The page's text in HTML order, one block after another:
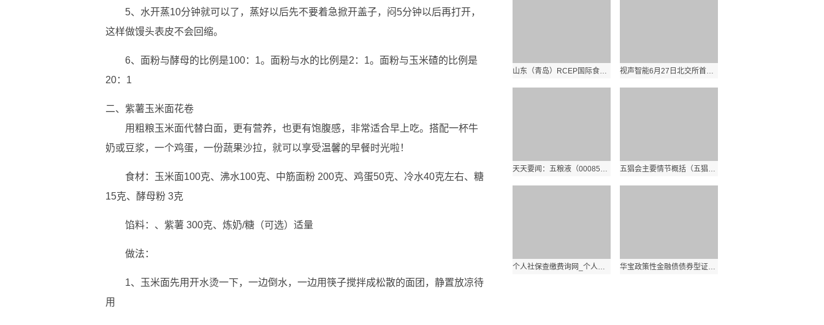
5、水开蒸10分钟就可以了，蒸好以后先不要着急掀开盖子，闷5分钟以后再打开，
这样做馒头表皮不会回缩。
6、面粉与酵母的比例是100：1。面粉与水的比例是2：1。面粉与玉米碴的比例是
20：1
二、紫薯玉米面花卷
用粗粮玉米面代替白面，更有营养，也更有饱腹感，非常适合早上吃。搭配一杯牛
奶或豆浆，一个鸡蛋，一份蔬果沙拉，就可以享受温馨的早餐时光啦！
食材：玉米面100克、沸水100克、中筋面粉 200克、鸡蛋50克、冷水40克左右、糖
15克、酵母粉 3克
馅料：、紫薯 300克、炼奶/糖（可选）适量
做法：
1、玉米面先用开水烫一下，一边倒水，一边用筷子搅拌成松散的面团，静置放凉待
用
山东（青岛）RCEP国际食品饮料数字博览会27日启幕 视声智能6月27日北交所首发上会 拟募资1.5亿元|环球快资讯
天天要闻：五粮液（000858）6月19日主力资金净卖出3.34亿元 五猖会主要情节概括（五猖会主要情节）_视焦点讯
个人社保查缴费询网_个人社保缴费查询系统 华宝政策性金融债债券型证券投资基金恢复大额申购（含定投及转换转入）业务的公告